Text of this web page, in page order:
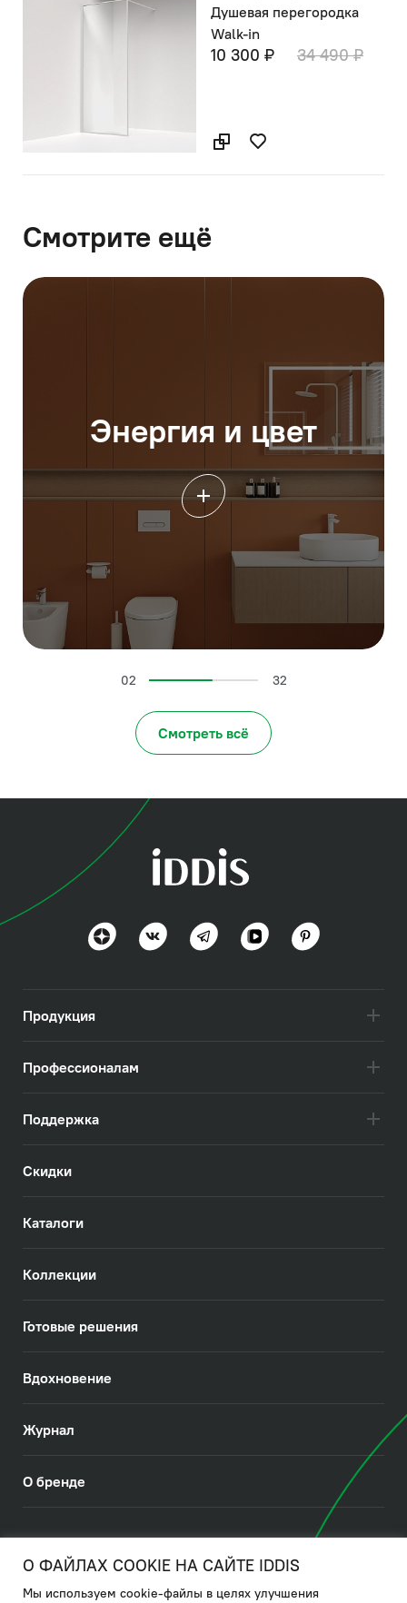
Душевая перегородка
Walk-in
10 300 ₽ 34 490 ₽
Смотрите ещё
Энергия и цвет
02 32
Смотреть всё
Продукция
Профессионалам
Поддержка
Скидки
Каталоги
Коллекции
Готовые решения
Вдохновение
Журнал
О бренде
© 2026. IDDIS
Политика в отношении использования файлов cookies
О ФАЙЛАХ COOKIE НА САЙТЕ IDDIS
Мы используем cookie-файлы в целях улучшения